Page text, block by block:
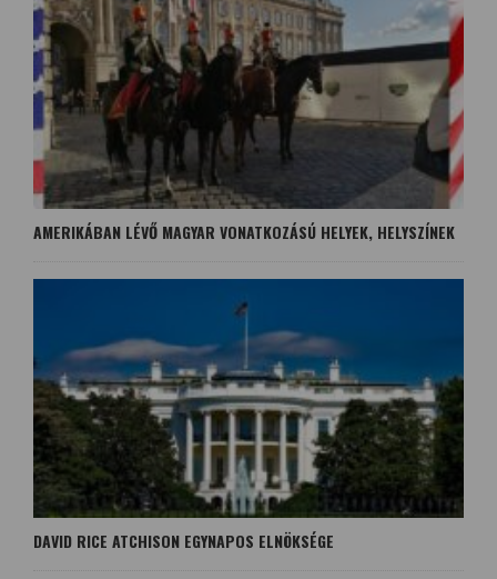
AMERIKÁBAN LÉVŐ MAGYAR VONATKOZÁSÚ HELYEK, HELYSZÍNEK
DAVID RICE ATCHISON EGYNAPOS ELNÖKSÉGE